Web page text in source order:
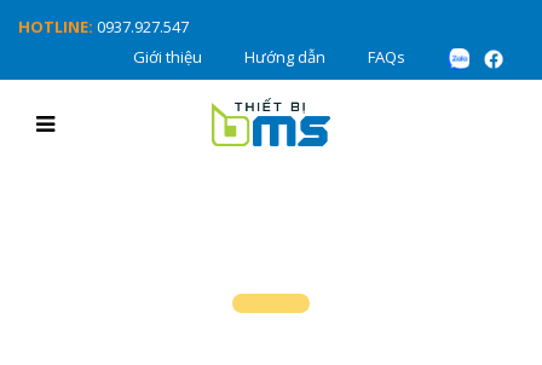
HOTLINE: 0937.927.547
Giới thiệu
Hướng dẫn FAQs